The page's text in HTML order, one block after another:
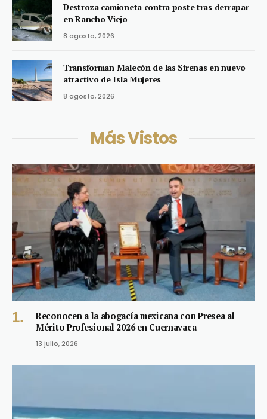
Destroza camioneta contra poste tras derrapar
en Rancho Viejo
8 agosto, 2026
Transforman Malecón de las Sirenas en nuevo
atractivo de Isla Mujeres
8 agosto, 2026
Más Vistos
Reconocen a la abogacía mexicana con Presea al
Mérito Profesional 2026 en Cuernavaca
13 julio, 2026